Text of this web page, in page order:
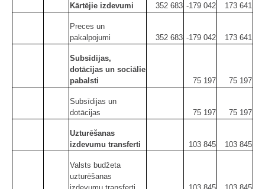
Kārtējie izdevumi 352 683 -179 042 173 641
Preces un
pakalpojumi
352 683 -179 042 173 641
Subsīdijas,
dotācijas un sociālie
pabalsti
75 197 75 197
Subsīdijas un
dotācijas
75 197 75 197
Uzturēšanas
izdevumu transferti
103 845 103 845
Valsts budžeta
uzturēšanas